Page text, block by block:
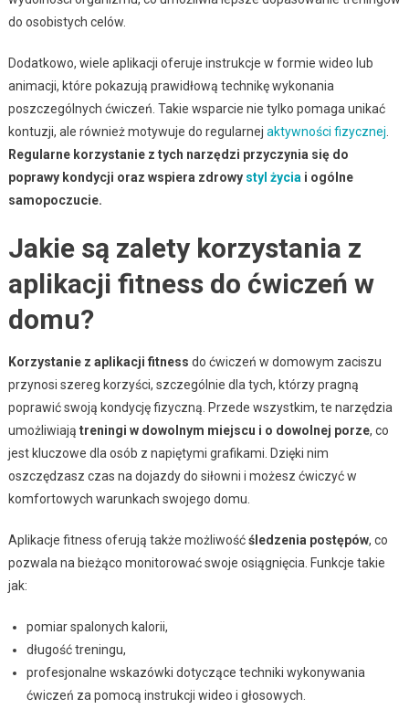
do osobistych celów.
Dodatkowo, wiele aplikacji oferuje instrukcje w formie wideo lub
animacji, które pokazują prawidłową technikę wykonania
poszczególnych ćwiczeń. Takie wsparcie nie tylko pomaga unikać
kontuzji, ale również motywuje do regularnej aktywności fizycznej
Regularne korzystanie z tych narzędzi przyczynia się do
poprawy kondycji oraz wspiera zdrowy styl życia i ogólne
samopoczucie.
Jakie są zalety korzystania z
aplikacji fitness do ćwiczeń w
domu?
Korzystanie z aplikacji fitness do ćwiczeń w domowym zaciszu
przynosi szereg korzyści, szczególnie dla tych, którzy pragną
poprawić swoją kondycję fizyczną. Przede wszystkim, te narzędzia
umożliwiają treningi w dowolnym miejscu i o dowolnej porze, co
jest kluczowe dla osób z napiętymi grafikami. Dzięki nim
oszczędzasz czas na dojazdy do siłowni i możesz ćwiczyć w
komfortowych warunkach swojego domu.
Aplikacje fitness oferują także możliwośćśledzenia postępów, co
pozwala na bieżąco monitorować swoje osiągnięcia. Funkcje takie
jak:
pomiar spalonych kalorii,
długość treningu,
profesjonalne wskazówki dotyczące techniki wykonywania
ćwiczeń za pomocą instrukcji wideo i głosowych.